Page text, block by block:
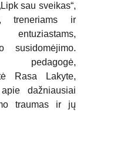
sau sveikas“,
treneriams ir
susidomėjimo.
pedagogė,
Rasa Lakyte,
dažniausiai
traumas ir jų